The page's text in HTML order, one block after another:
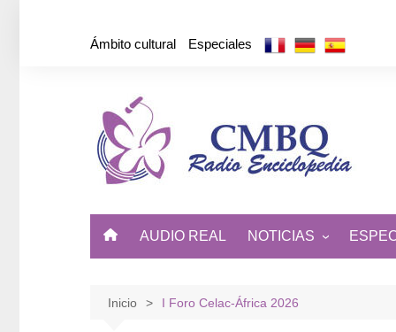
Ámbito cultural Especiales
AUDIO REAL NOTICIAS
DE CUBA Y EL MUNDO
Inicio I Foro Celac-África 2026